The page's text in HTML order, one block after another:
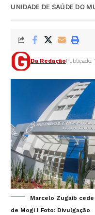
UNIDADE DE SAÚDE DO
Da Redação
Marcelo Zugaib
de Mogi I Foto: Divulgação